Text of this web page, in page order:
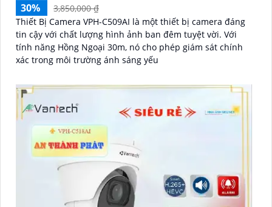
30%
3,850,000 ₫
Thiết Bị Camera VPH-C509AI là một thiết bị camera đáng
tin cậy với chất lượng hình ảnh ban đêm tuyệt vời. Với
tính năng Hồng Ngoại 30m, nó cho phép giám sát chính
xác trong môi trường ánh sáng yếu